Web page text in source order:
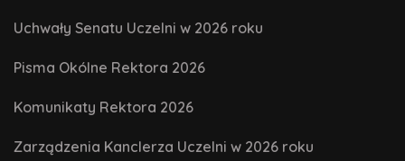
Uchwały Senatu Uczelni w 2026 roku
Pisma Okólne Rektora 2026
Komunikaty Rektora 2026
Zarządzenia Kanclerza Uczelni w 2026 roku